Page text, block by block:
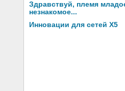
Здравствуй, племя
незнакомое...
Инновации для сетей X5